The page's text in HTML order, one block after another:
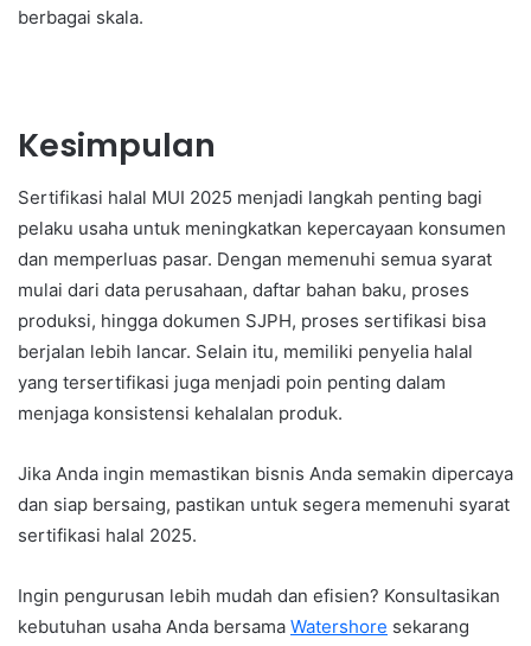
berbagai skala.
Kesimpulan
Sertifikasi halal MUI 2025 menjadi langkah penting bagi
pelaku usaha untuk meningkatkan kepercayaan konsumen
dan memperluas pasar. Dengan memenuhi semua syarat
mulai dari data perusahaan, daftar bahan baku, proses
produksi, hingga dokumen SJPH, proses sertifikasi bisa
berjalan lebih lancar. Selain itu, memiliki penyelia halal
yang tersertifikasi juga menjadi poin penting dalam
menjaga konsistensi kehalalan produk.
Jika Anda ingin memastikan bisnis Anda semakin dipercaya
dan siap bersaing, pastikan untuk segera memenuhi syarat
sertifikasi halal 2025.
Ingin pengurusan lebih mudah dan efisien? Konsultasikan
kebutuhan usaha Anda bersama Watershore sekarang